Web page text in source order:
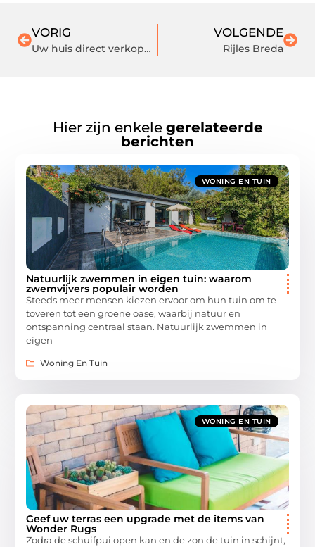
VORIG
Uw huis direct verkopen in Brabant: zo doet u het
VOLGENDE
Rijles Breda
Hier zijn enkele gerelateerde
berichten
WONING EN TUIN
Natuurlijk zwemmen in eigen tuin: waarom
zwemvijvers populair worden
Steeds meer mensen kiezen ervoor om hun tuin om te
toveren tot een groene oase, waarbij natuur en
ontspanning centraal staan. Natuurlijk zwemmen in
eigen
Woning En Tuin
WONING EN TUIN
Geef uw terras een upgrade met de items van
Wonder Rugs
Zodra de schuifpui open kan en de zon de tuin in schijnt,